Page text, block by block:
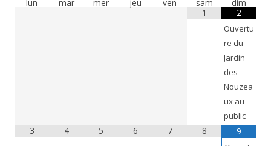
lun
mar mer jeu ven sam
dim
1
2
Ouvertu
re du
Jardin
des
Nouzea
ux au
public
3 4 5 6 7 8 9